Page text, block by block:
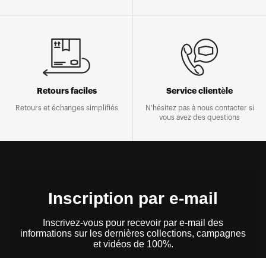
Retours faciles
Retours et échanges simplifiés
Service clientèle
N'hésitez pas à nous contacter si
vous avez des questions
Inscription par e-mail
Inscrivez-vous pour recevoir par e-mail des
informations sur les dernières collections, campagnes
et vidéos de 100%.